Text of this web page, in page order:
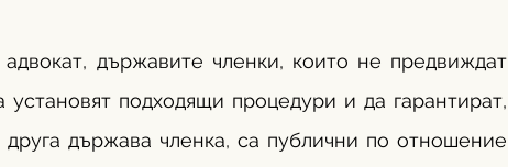
държавите членки, които не предвиждат
подходящи процедури и да гарантират,
държава членка, са публични по отношение